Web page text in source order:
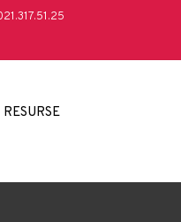
RESURSE